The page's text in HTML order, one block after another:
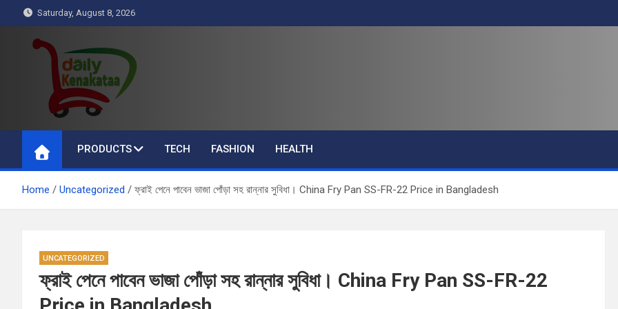
to
content
Saturday, August 8, 2026
Daily Kenakataa
Essential Product Videos
PRODUCTS
TECH FASHION HEALTH
Home Uncategorized ফ্রাই পেনে পাবেন ভাজা পোঁড়া সহ রান্নার সুবিধা। China Fry Pan SS-FR-22 Price in Bangladesh
UNCATEGORIZED
ফ্রাই পেনে পাবেন ভাজা পোঁড়া সহ রান্নার সুবিধা। China Fry Pan SS-FR-22